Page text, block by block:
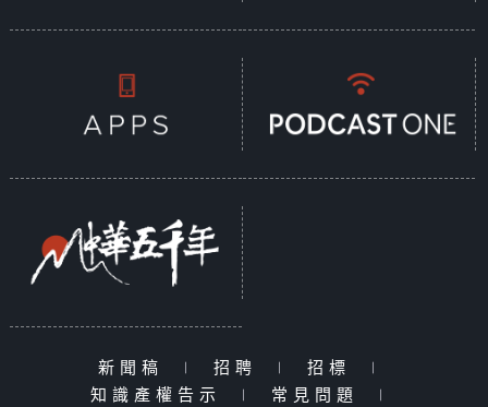
新聞稿 | 招聘 | 招標
|
知識產權告示
| 常見問題 |